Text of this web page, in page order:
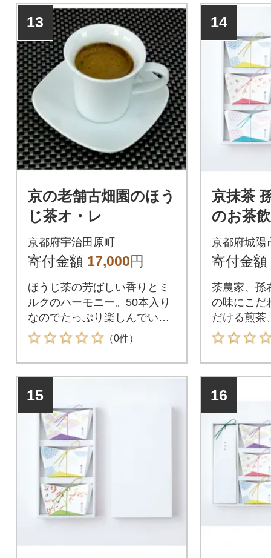
13
京の老舗古畑園のほう
じ茶オ・レ
京都府宇治田原町
寄付金額 17,000円
ほうじ茶の芳ばしい香りとミ
ルクのハーモニー。50本入り
なのでたっぷり楽しんでいた
だけます。
（0件）
14
京抹茶
のお茶
ット (
フレー
京都府城陽
寄付金額
茶農家、孫
の味にこだ
だける煎茶
ーティーの
15 16